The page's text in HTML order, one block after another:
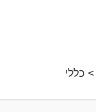
כללי